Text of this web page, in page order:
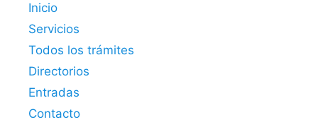
Inicio
Servicios
Todos los trámites
Directorios
Entradas
Contacto